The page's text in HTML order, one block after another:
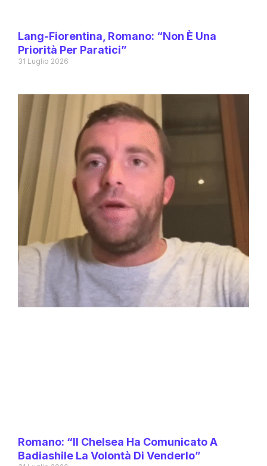
Lang-Fiorentina, Romano: “Non È Una
Priorità Per Paratici”
31 Luglio 2026
Romano: “Il Chelsea Ha Comunicato A
Badiashile La Volontà Di Venderlo”